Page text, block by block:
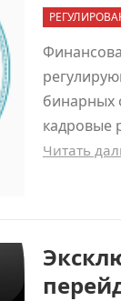
бинарных
кадровые
Читать